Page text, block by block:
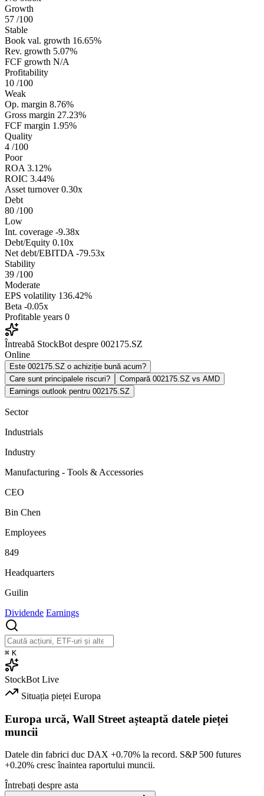
Growth
57 /100
Stable
Book val. growth 16.65%
Rev. growth 5.07%
FCF growth N/A
Profitability
10 /100
Weak
Op. margin 8.76%
Gross margin 27.23%
FCF margin 1.95%
Quality
4 /100
Poor
ROA 3.12%
ROIC 3.44%
Asset turnover 0.30x
Debt
80 /100
Low
Int. coverage -9.38x
Debt/Equity 0.10x
Net debt/EBITDA -79.53x
Stability
39 /100
Moderate
EPS volatility 136.42%
Beta -0.05x
Profitable years 0
Întreabă StockBot despre 002175.SZ
Online
Este 002175.SZ o achiziție bună acum?
Care sunt principalele riscuri?
Compară 002175.SZ vs AMD
Earnings outlook pentru 002175.SZ
Sector
Industrials
Industry
Manufacturing - Tools & Accessories
CEO
Bin Chen
Employees
849
Headquarters
Guilin
Dividende Earnings
⌘ K
StockBot Live
Situația pieței Europa
Europa urcă, Wall Street așteaptă datele pieței
muncii
Datele din fabrici duc DAX +0.70% la record. S&P 500 futures
+0.20% cresc înaintea raportului muncii.
Întrebați despre asta